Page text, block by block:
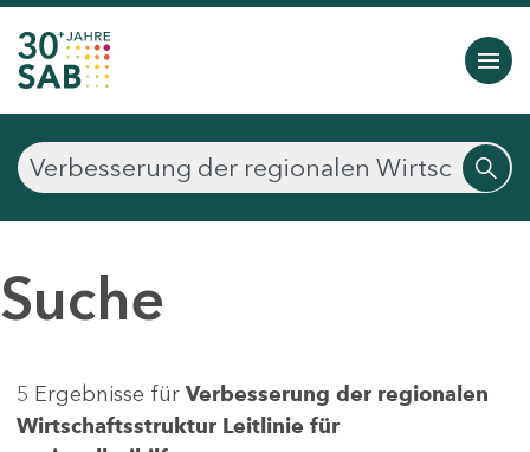
Suche
5 Ergebnisse für Verbesserung der regionalen
Wirtschaftsstruktur Leitlinie für